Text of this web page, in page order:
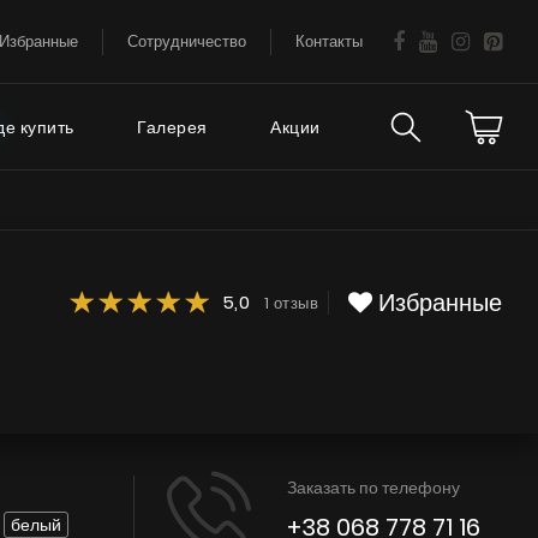
Избранные Сотрудничество Контакты
Техническая
Сервис
купить Галерея Акции
5,0 1 отзыв Избранные
белый
Заказать по телефону
+38 068 778 71 16